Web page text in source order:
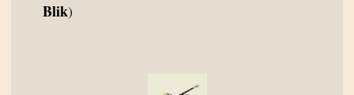
Blik)